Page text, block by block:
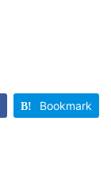
Bookmark